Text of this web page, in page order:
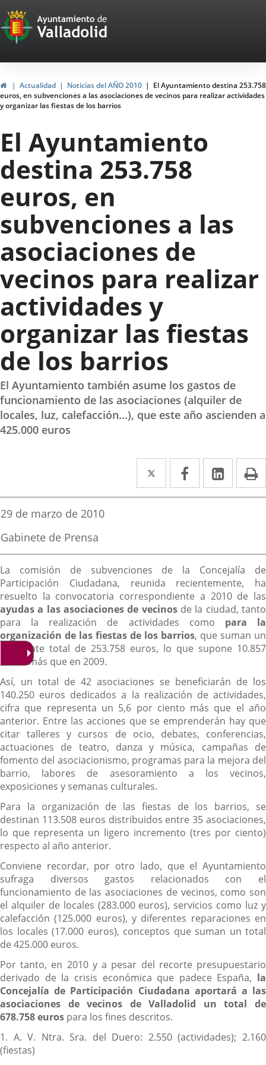
Portal
Web
del
Ayuntamiento
de
Valladolid
InicioActualidad Noticias del AÑO 2010
El Ayuntamiento destina 253.758
euros, en subvenciones a las asociaciones de vecinos para realizar actividades
y organizar las fiestas de los barrios
El Ayuntamiento
destina 253.758
euros, en
subvenciones a las
asociaciones de
vecinos para realizar
actividades y
organizar las fiestas
de los barrios
El Ayuntamiento también asume los gastos de
funcionamiento de las asociaciones (alquiler de
locales, luz, calefacción...), que este año ascienden a
425.000 euros
Twitter
Enlace
a
externa.
Facebook
Enlace
a
externa.
Enlace
a
Fecha
la
noticia
29 de marzo de 2010
Fuente
la
noticia
Gabinete de Prensa
Descripción
La comisión de subvenciones de la Concejalía de
Participación Ciudadana, reunida recientemente, ha
resuelto la convocatoria correspondiente a 2010 de las
ayudas a las asociaciones de vecinosde la ciudad, tanto
para la realización de actividades como para la
organización de las fiestas de los barrios, que suman un
montante total de 253.758 euros, lo que supone 10.857
euros más que en 2009.
Así, un total de 42 asociaciones se beneficiarán de los
140.250 euros dedicados a la realización de actividades,
cifra que representa un 5,6 por ciento más que el año
anterior. Entre las acciones que se emprenderán hay que
citar talleres y cursos de ocio, debates, conferencias,
actuaciones de teatro, danza y música, campañas de
fomento del asociacionismo, programas para la mejora del
barrio, labores de asesoramiento a los vecinos,
exposiciones y semanas culturales.
Para la organización de las fiestas de los barrios, se
destinan 113.508 euros distribuidos entre 35 asociaciones,
lo que representa un ligero incremento (tres por ciento)
respecto al año anterior.
Conviene recordar, por otro lado, que el Ayuntamiento
sufraga diversos gastos relacionados con el
funcionamiento de las asociaciones de vecinos, como son
el alquiler de locales (283.000 euros), servicios como luz y
calefacción (125.000 euros), y diferentes reparaciones en
los locales (17.000 euros), conceptos que suman un total
de 425.000 euros.
Por tanto, en 2010 y a pesar del recorte presupuestario
derivado de la crisis económica que padece España, la
Concejalía de Participación Ciudadana aportará a las
asociaciones de vecinos de Valladolid un total de
678.758 euros para los fines descritos.
1. A. V. Ntra. Sra. del Duero: 2.550 (actividades); 2.160
(fiestas)